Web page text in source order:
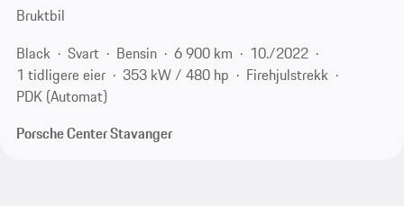
Bruktbil
Black
Svart Bensin 6 900 km
10./2022
1 tidligere eier
353 kW / 480 hp
Firehjulstrekk
PDK (Automat)
Porsche Center Stavanger